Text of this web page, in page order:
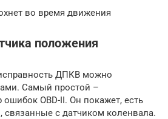
во время движения
положения
ДПКВ можно
Самый простой –
ошибок OBD-II. Он покажет, есть
связанные с датчиком коленвала.